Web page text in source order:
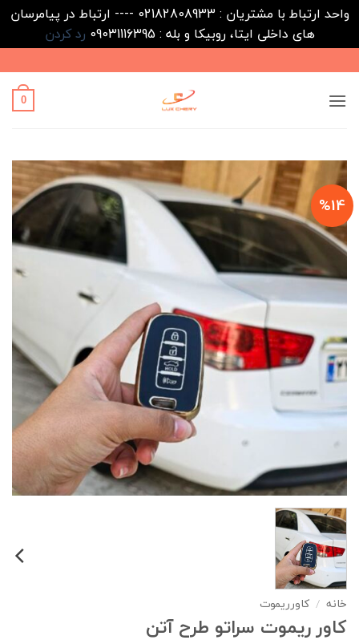
واحد ارتباط با مشتریان : 02182808933 ---- ارتباط در پیامرسان
های داخلی ایتا، روبیکا و بله : 09031116395
رد کردن
to
content
0
%14
خانه / کاورریموت
کاور ریموت سراتو طرح آتن